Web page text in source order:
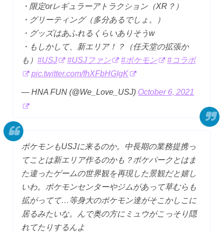
・限定orレギュラーアトラクション（XR？）
・グリーティング（多分あるでしょ。）
・グッズはあふれるくらいありそうw
・もしかして、新エリア！？（任天堂の拡張か
も） #USJ #USJファン #ポケモン
#コラボ
pic.twitter.com/fhXFbHGIgK
— HNA FUN (@We_Love_USJ) October 6, 2021
ポケモンもUSJに来るのか。中長期の業務提携っ
てことは新エリア作るのかも？ポケパークとはま
た違ったゲームの世界観を再現した景観だと嬉し
いわ。ポケモンセンターやジムがあって草むらも
拡がってて…等身大のポケモン達がそこかしこに
居るみたいな。んで奥の方にミュウがこっそり隠
れてたりするんよ